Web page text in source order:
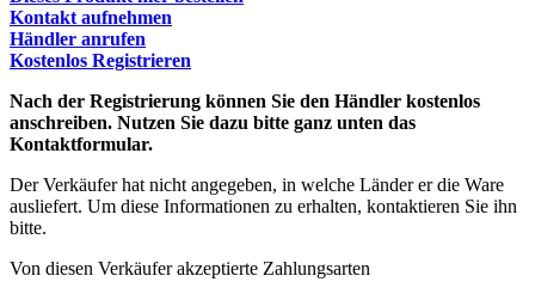
Kontakt aufnehmen
Händler anrufen
Kostenlos Registrieren
Nach der Registrierung können Sie den Händler kostenlos
anschreiben. Nutzen Sie dazu bitte ganz unten das
Kontaktformular.
Der Verkäufer hat nicht angegeben, in welche Länder er die Ware
ausliefert. Um diese Informationen zu erhalten, kontaktieren Sie ihn
bitte.
Von diesen Verkäufer akzeptierte Zahlungsarten